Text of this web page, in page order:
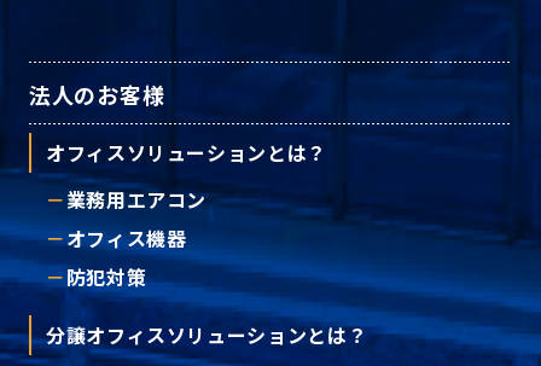
法人のお客様
オフィスソリューションとは？
業務用エアコン
オフィス機器
防犯対策
分譲オフィスソリューションとは？